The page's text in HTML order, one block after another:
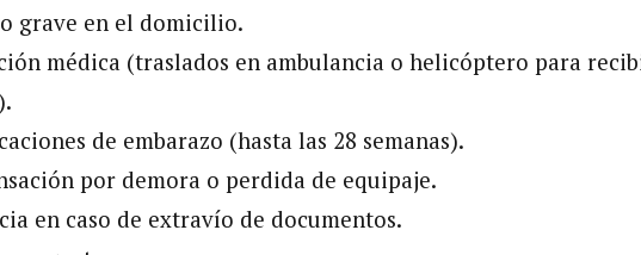
grave en el domicilio.
médica (traslados en ambulancia o helicóptero para
de embarazo (hasta las 28 semanas).
por demora o perdida de equipaje.
en caso de extravío de documentos.